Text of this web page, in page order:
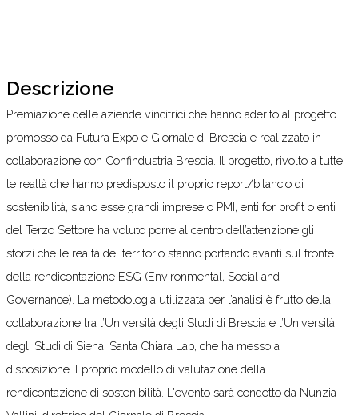
Descrizione
Premiazione delle aziende vincitrici che hanno aderito al progetto
promosso da Futura Expo e Giornale di Brescia e realizzato in
collaborazione con Confindustria Brescia. Il progetto, rivolto a tutte
le realtà che hanno predisposto il proprio report/bilancio di
sostenibilità, siano esse grandi imprese o PMI, enti for profit o enti
del Terzo Settore ha voluto porre al centro dell’attenzione gli
sforzi che le realtà del territorio stanno portando avanti sul fronte
della rendicontazione ESG (Environmental, Social and
Governance). La metodologia utilizzata per l’analisi è frutto della
collaborazione tra l’Università degli Studi di Brescia e l’Università
degli Studi di Siena, Santa Chiara Lab, che ha messo a
disposizione il proprio modello di valutazione della
rendicontazione di sostenibilità. L'evento sarà condotto da Nunzia